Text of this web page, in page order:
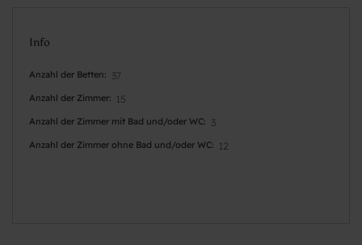
Info
Anzahl der Betten 37
Anzahl der Zimmer 15
Anzahl der Zimmer mit Bad und/oder WC 3
Anzahl der Zimmer ohne Bad und/oder WC 12